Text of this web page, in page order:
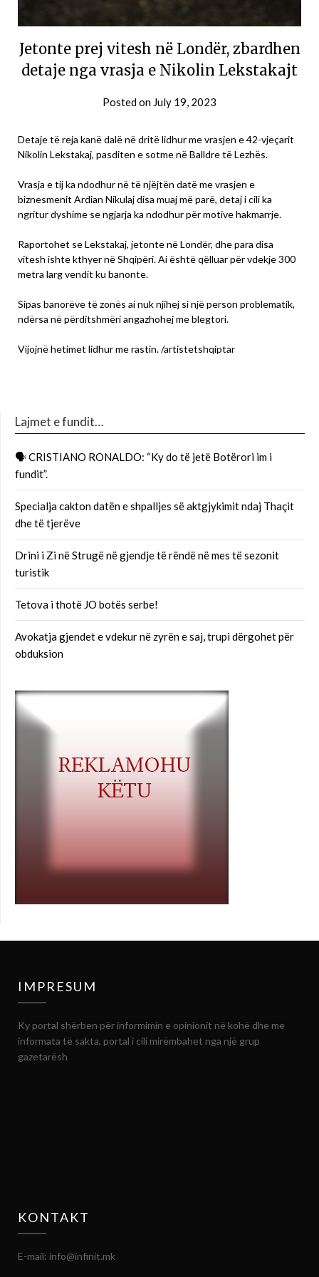
Jetonte prej vitesh në Londër, zbardhen
detaje nga vrasja e Nikolin Lekstakajt
Posted on July 19, 2023
Detaje të reja kanë dalë në dritë lidhur me vrasjen e 42-vjeçarit
Nikolin Lekstakaj, pasditen e sotme në Balldre të Lezhës.
Vrasja e tij ka ndodhur në të njëjtën datë me vrasjen e
biznesmenit Ardian Nikulaj disa muaj më parë, detaj i cili ka
ngritur dyshime se ngjarja ka ndodhur për motive hakmarrje.
Raportohet se Lekstakaj, jetonte në Londër, dhe para disa
vitesh ishte kthyer në Shqipëri. Ai është qëlluar për vdekje 300
metra larg vendit ku banonte.
Sipas banorëve të zonës ai nuk njihej si një person problematik,
ndërsa në përditshmëri angazhohej me blegtori.
Vijojnë hetimet lidhur me rastin. /artistetshqiptar
Lajmet e fundit…
🗣 CRISTIANO RONALDO: “Ky do të jetë Botërori im i
fundit”.
Specialja cakton datën e shpalljes së aktgjykimit ndaj Thaçit
dhe të tjerëve
Drini i Zi në Strugë në gjendje të rëndë në mes të sezonit
turistik
Tetova i thotë JO botës serbe!
Avokatja gjendet e vdekur në zyrën e saj, trupi dërgohet për
obduksion
IMPRESUM
Ky portal shërben për informimin e opinionit në kohë dhe me
informata të sakta, portal i cili mirëmbahet nga një grup
gazetarësh
KONTAKT
E-mail: info@infinit.mk